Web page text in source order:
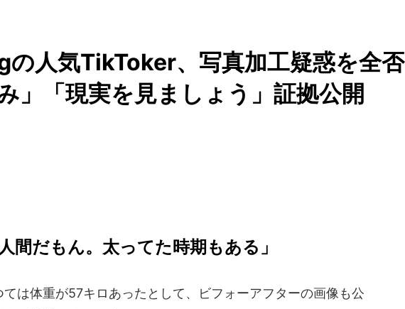
人気TikToker、写真加工疑惑を全否
「現実を見ましょう」証拠公開
間だもん。太ってた時期もある」
は体重が57キロあったとして、ビフォーアフターの画像も公